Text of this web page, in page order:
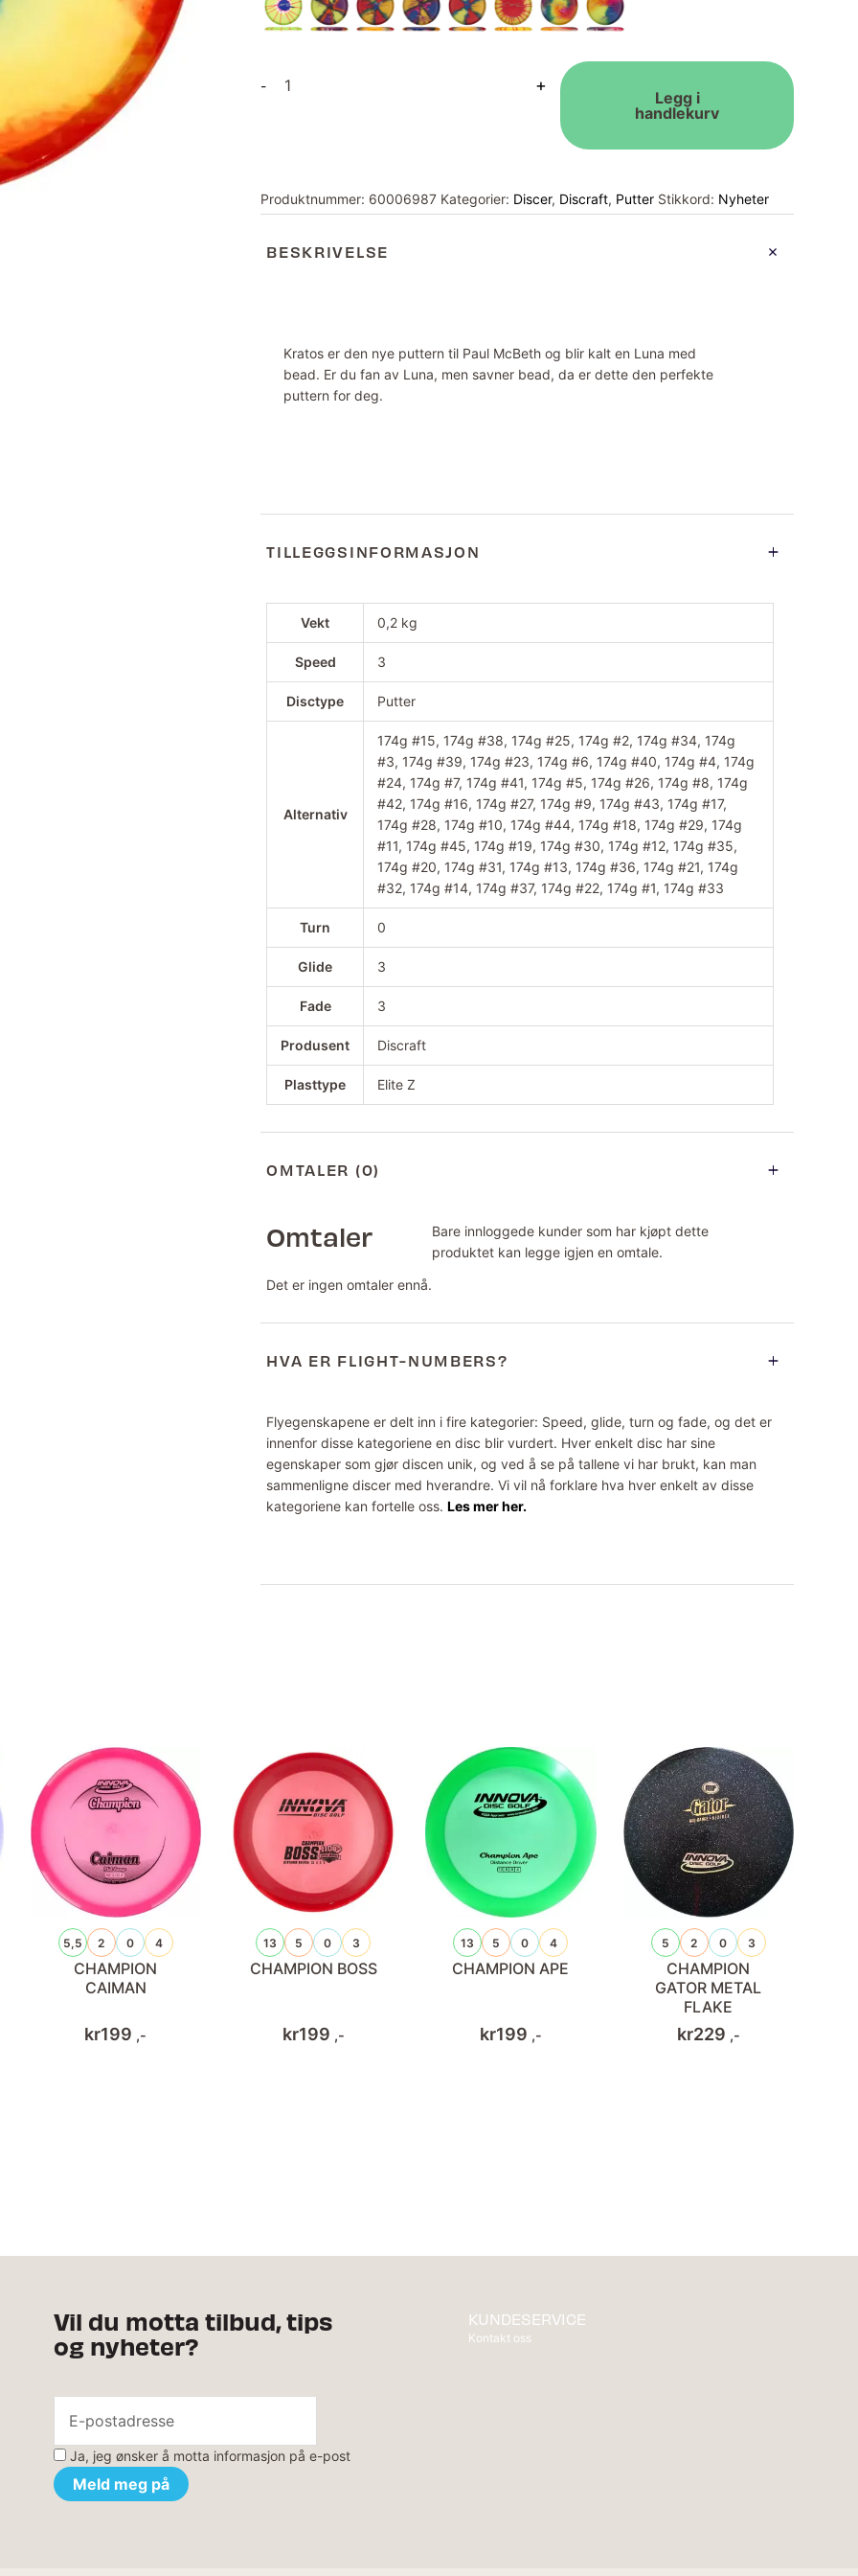
-
Kratos
+
Legg i
handlekurv
Produktnummer: 60006987 Kategorier: Discer, Discraft, Putter Stikkord: Nyheter
BESKRIVELSE
Kratos er den nye puttern til Paul McBeth og blir kalt en Luna med
bead. Er du fan av Luna, men savner bead, da er dette den perfekte
puttern for deg.
TILLEGGSINFORMASJON
Vekt 0,2 kg
Speed 3
Disctype Putter
Alternativ
174g #15, 174g #38, 174g #25, 174g #2, 174g #34, 174g
#3, 174g #39, 174g #23, 174g #6, 174g #40, 174g #4, 174g
#24, 174g #7, 174g #41, 174g #5, 174g #26, 174g #8, 174g
#42, 174g #16, 174g #27, 174g #9, 174g #43, 174g #17,
174g #28, 174g #10, 174g #44, 174g #18, 174g #29, 174g
#11, 174g #45, 174g #19, 174g #30, 174g #12, 174g #35,
174g #20, 174g #31, 174g #13, 174g #36, 174g #21, 174g
#32, 174g #14, 174g #37, 174g #22, 174g #1, 174g #33
Turn 0
Glide 3
Fade 3
Produsent Discraft
Plasttype Elite Z
OMTALER (0)
Omtaler
Det er ingen omtaler ennå.
Bare innloggede kunder som har kjøpt dette
produktet kan legge igjen en omtale.
HVA ER FLIGHT-NUMBERS?
Flyegenskapene er delt inn i fire kategorier: Speed, glide, turn og fade, og det er
innenfor disse kategoriene en disc blir vurdert. Hver enkelt disc har sine
egenskaper som gjør discen unik, og ved å se på tallene vi har brukt, kan man
sammenligne discer med hverandre. Vi vil nå forklare hva hver enkelt av disse
kategoriene kan fortelle oss.Les mer her.
5,5 2 0 4
CHAMPION
CAIMAN
kr199 ,-
13 5 0 3
CHAMPION BOSS
kr199 ,-
13 5 0 4
CHAMPION APE
kr199 ,-
5 2 0 3
CHAMPION
GATOR METAL
FLAKE
kr229 ,-
Vil du motta tilbud, tips
og nyheter?
Ja, jeg ønsker å motta informasjon på e-post
KUNDESERVICE
Kontakt oss